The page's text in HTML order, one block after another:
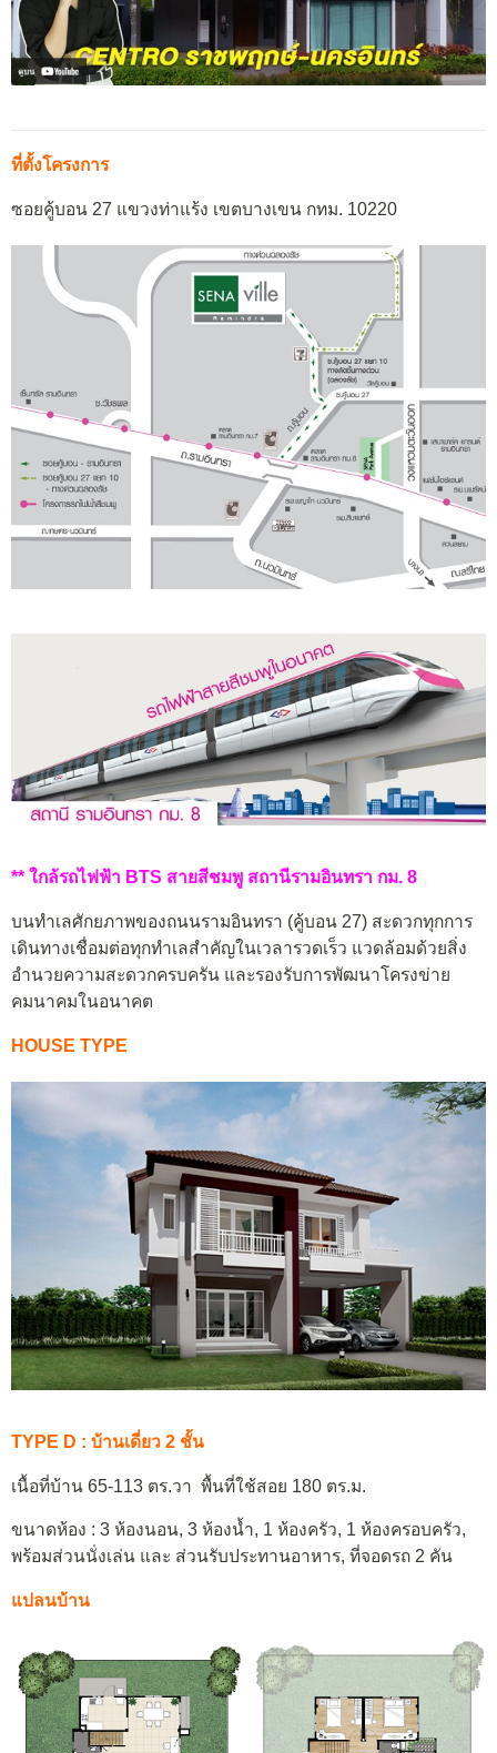
ที่ตั้งโครงการ
ซอยคู้บอน 27 แขวงท่าแร้ง เขตบางเขน กทม. 10220
** ใกล้รถไฟฟ้า BTS สายสีชมพู สถานีรามอินทรา กม. 8
บนทำเลศักยภาพของถนนรามอินทรา (คู้บอน 27) สะดวกทุกการ
เดินทางเชื่อมต่อทุกทำเลสำคัญในเวลารวดเร็ว แวดล้อมด้วยสิ่ง
อำนวยความสะดวกครบครัน และรองรับการพัฒนาโครงข่าย
คมนาคมในอนาคต
HOUSE TYPE
TYPE D : บ้านเดี่ยว 2 ชั้น
เนื้อที่บ้าน 65-113 ตร.วา พื้นที่ใช้สอย 180 ตร.ม.
ขนาดห้อง : 3 ห้องนอน, 3 ห้องน้ำ, 1 ห้องครัว, 1 ห้องครอบครัว,
พร้อมส่วนนั่งเล่น และ ส่วนรับประทานอาหาร, ที่จอดรถ 2 คัน
แปลนบ้าน